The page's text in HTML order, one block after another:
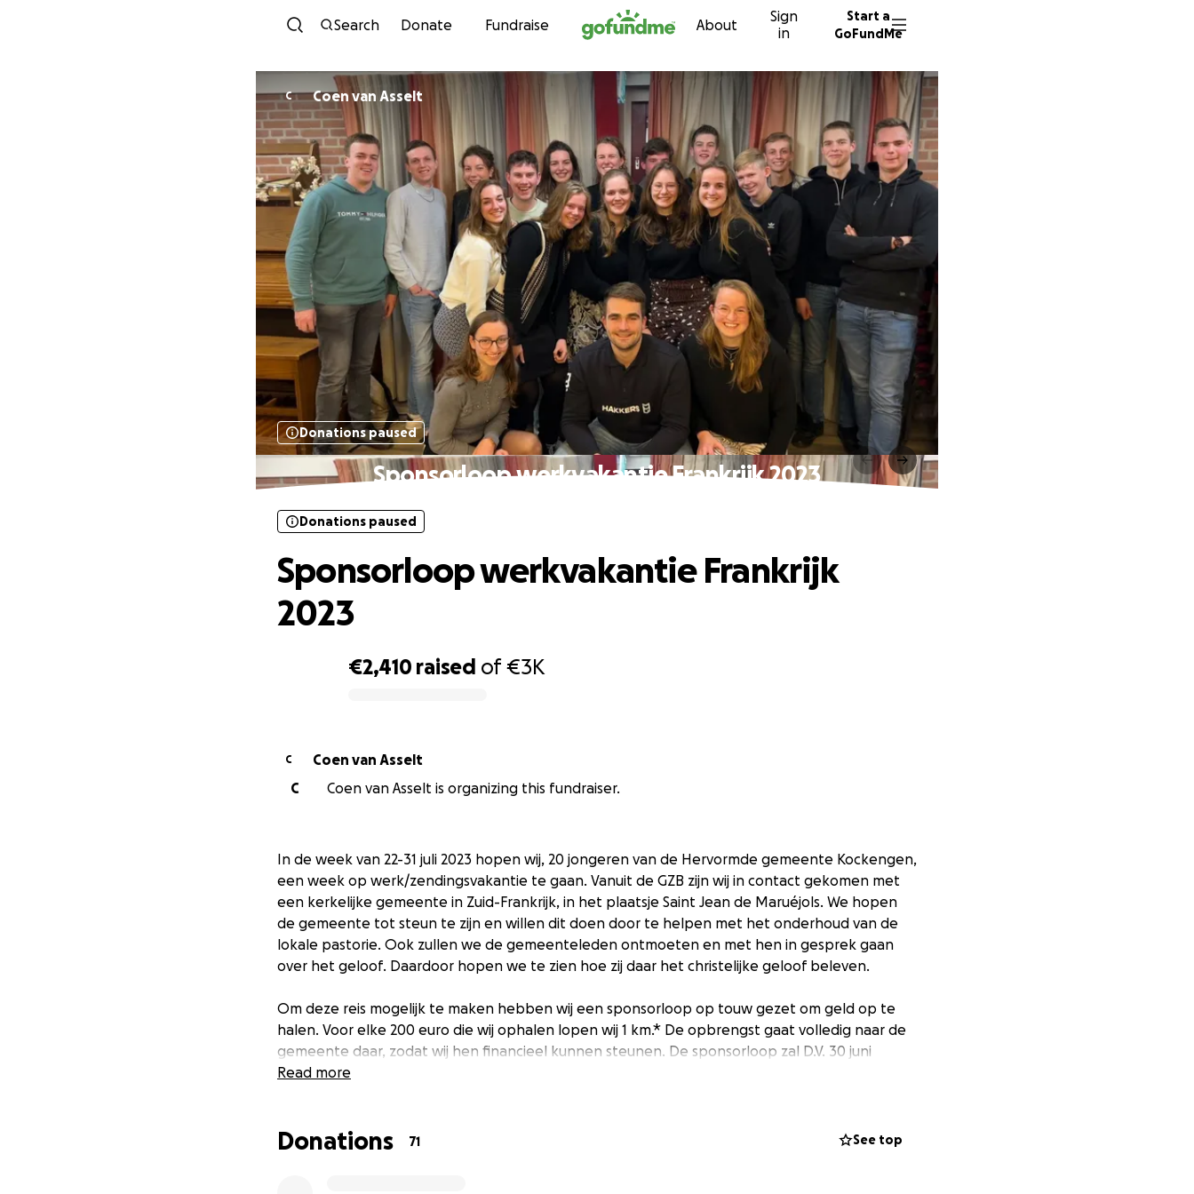
Skip to content
Search Donate Fundraise About
Sign
in
Start a
GoFundMe
C Coen van Asselt
Donations paused
Sponsorloop werkvakantie Frankrijk 2023
€2,410 raised of€3K
Donations paused
Sponsorloop werkvakantie Frankrijk
2023
C
Coen van Asselt
C
Coen van Asselt is organizing this fundraiser.
In de week van 22-31 juli 2023 hopen wij, 20 jongeren van de Hervormde gemeente Kockengen,
een week op werk/zendingsvakantie te gaan. Vanuit de GZB zijn wij in contact gekomen met
een kerkelijke gemeente in Zuid-Frankrijk, in het plaatsje Saint Jean de Maruéjols. We hopen
de gemeente tot steun te zijn en willen dit doen door te helpen met het onderhoud van de
lokale pastorie. Ook zullen we de gemeenteleden ontmoeten en met hen in gesprek gaan
over het geloof. Daardoor hopen we te zien hoe zij daar het christelijke geloof beleven.
Om deze reis mogelijk te maken hebben wij een sponsorloop op touw gezet om geld op te
halen. Voor elke 200 euro die wij ophalen lopen wij 1 km.* De opbrengst gaat volledig naar de
gemeente daar, zodat wij hen financieel kunnen steunen. De sponsorloop zal D.V. 30 juni
plaatsvinden.
Read more
Donations 71 See top